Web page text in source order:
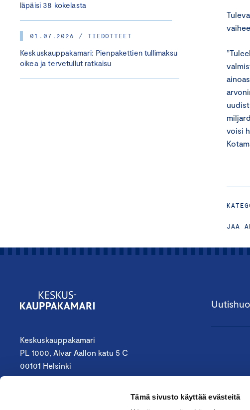
Tämä sivusto käyttää evästeitä
läpäisi 38 kokelasta
01.07.2026 / TIEDOTTEET
Keskuskauppakamari: Pienpakettien tullimaksu
oikea ja tervetullut ratkaisu
voisi
JAA
Keskuskauppakamari
PL 1000, Alvar Aallon katu 5 C
00101 Helsinki
keskuskauppakamari@chamber.fi